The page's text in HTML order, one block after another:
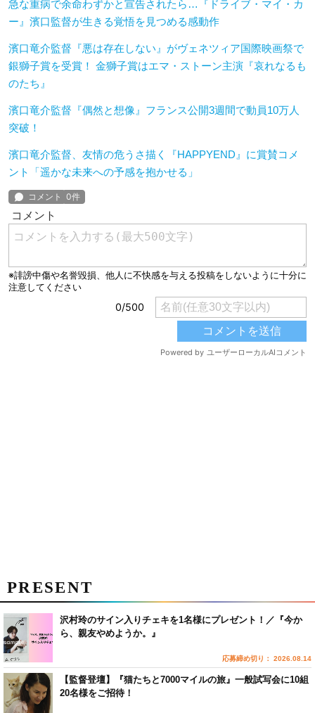
急な重病で余命わずかと宣告されたら…『ドライブ・マイ・カ
ー』濱口監督が生きる覚悟を見つめる感動作
濱口竜介監督『悪は存在しない』がヴェネツィア国際映画祭で
銀獅子賞を受賞！ 金獅子賞はエマ・ストーン主演『哀れなるも
のたち』
濱口竜介監督『偶然と想像』フランス公開3週間で動員10万人
突破！
濱口竜介監督、友情の危うさ描く『HAPPYEND』に賞賛コメ
ント「遥かな未来への予感を抱かせる」
PRESENT
沢村玲のサイン入りチェキを1名様にプレゼント！／『今か
ら、親友やめようか。』
応募締め切り： 2026.08.14
【監督登壇】『猫たちと7000マイルの旅』一般試写会に10組
20名様をご招待！